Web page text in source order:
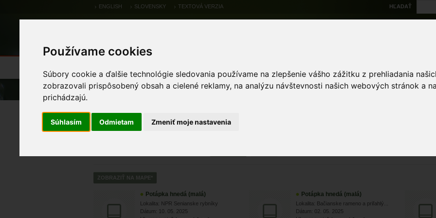
Používame cookies
Súbory cookie a ďalšie technológie sledovania používame na zlepšenie vášho zážitku z prehliadania
zobrazovali prispôsobený obsah a cielené reklamy, na analýzu návštevnosti našich webových stránok a
prichádzajú.
Súhlasím Odmietam Zmeniť moje nastavenia
ENGLISH SLOVENSKY TEXTOVÁ VERZIA HĽADAŤ
Úvod Pozorovania a výskytové dáta Zoologické záznamy
Zoologické výskytové záznamy
Potápka hnedá (malá)
Lokalita: NPR Senianske rybníky
Dátum: 10. 05. 2025
Potápka hnedá (malá)
Lokalita: Bačianske rameno a priľahlý...
Dátum: 02. 05. 2025